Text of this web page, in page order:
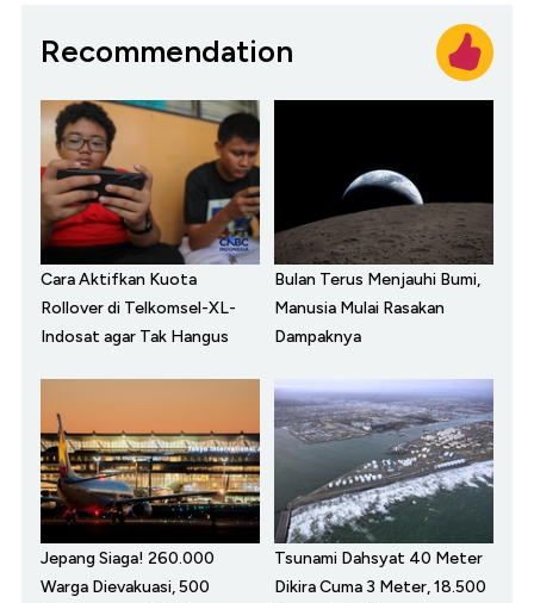
Recommendation
Cara Aktifkan Kuota
Rollover di Telkomsel-XL-
Indosat agar Tak Hangus
Bulan Terus Menjauhi Bumi,
Manusia Mulai Rasakan
Dampaknya
Jepang Siaga! 260.000
Warga Dievakuasi, 500
Tsunami Dahsyat 40 Meter
Dikira Cuma 3 Meter, 18.500